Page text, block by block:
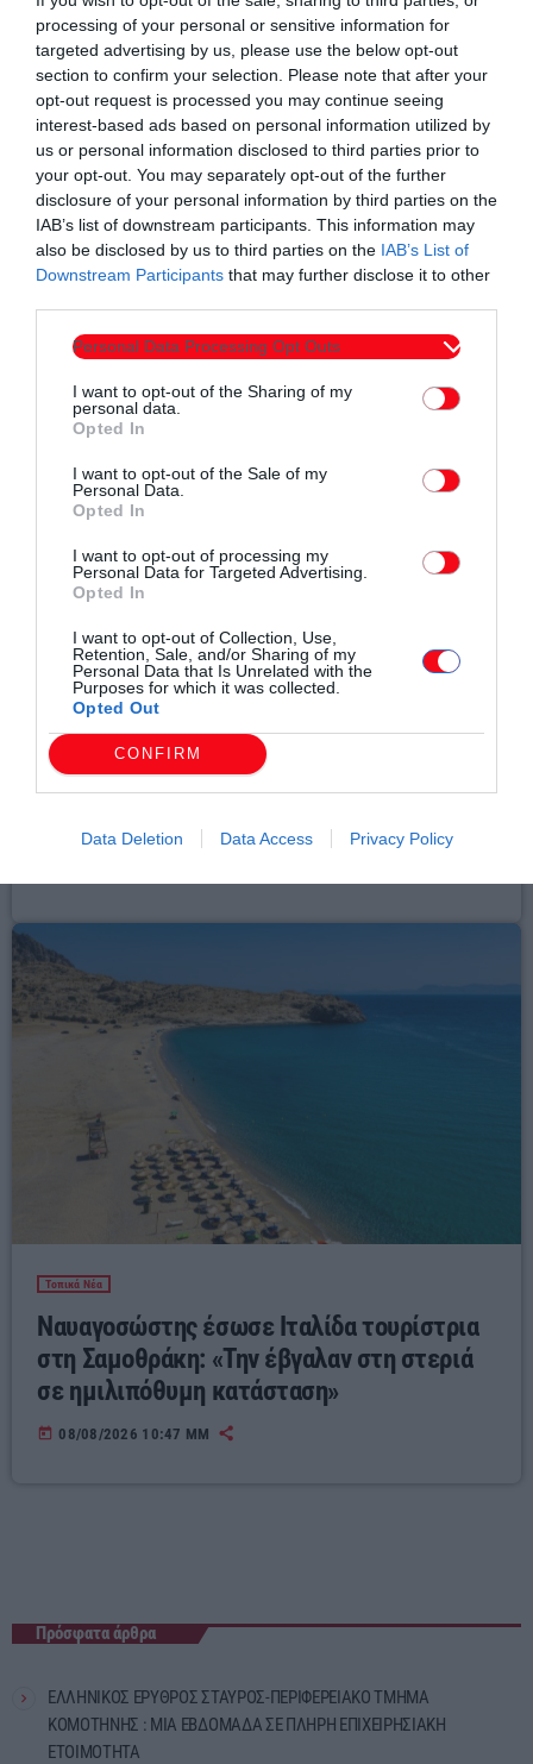
processing of your personal or sensitive information for
targeted advertising by us, please use the below opt-out
section to confirm your selection. Please note that after your
opt-out request is processed you may continue seeing
interest-based ads based on personal information utilized by
us or personal information disclosed to third parties prior to
your opt-out. You may separately opt-out of the further
disclosure of your personal information by third parties on the
IAB’s list of downstream participants. This information may
also be disclosed by us to third parties on the IAB’s List of
Downstream Participants that may further disclose it to other
Personal Data Processing Opt Outs
I want to opt-out of the Sharing of my
personal data.
Opted In
I want to opt-out of the Sale of my
Personal Data.
Opted In
I want to opt-out of processing my
Personal Data for Targeted Advertising.
Opted In
I want to opt-out of Collection, Use,
Retention, Sale, and/or Sharing of my
Personal Data that Is Unrelated with the
Purposes for which it was collected.
Opted Out
CONFIRM
Data Deletion Data Access Privacy Policy
Συντάχθηκε από:ERKO
email
Σχετικά άρθρα
Τοπικά Νέα
ΕΛΛΗΝΙΚΟΣ ΕΡΥΘΡΟΣ ΣΤΑΥΡΟΣ-
ΠΕΡΙΦΕΡΕΙΑΚΟ ΤΜΗΜΑ ΚΟΜΟΤΗΝΗΣ :
ΜΙΑ ΕΒΔΟΜΑΔΑ ΣΕ ΠΛΗΡΗ
ΕΠΙΧΕΙΡΗΣΙΑΚΗ ΕΤΟΙΜΟΤΗΤΑ
Τοπικά Νέα
Ναυαγοσώστης έσωσε Ιταλίδα τουρίστρια
στη Σαμοθράκη: «Την έβγαλαν στη στεριά
σε ημιλιπόθυμη κατάσταση»
today 08/08/2026 10:47 ΜΜ
Πρόσφατα άρθρα
ΕΛΛΗΝΙΚΟΣ ΕΡΥΘΡΟΣ ΣΤΑΥΡΟΣ-ΠΕΡΙΦΕΡΕΙΑΚΟ ΤΜΗΜΑ
ΚΟΜΟΤΗΝΗΣ : ΜΙΑ ΕΒΔΟΜΑΔΑ ΣΕ ΠΛΗΡΗ ΕΠΙΧΕΙΡΗΣΙΑΚΗ
ΕΤΟΙΜΟΤΗΤΑ